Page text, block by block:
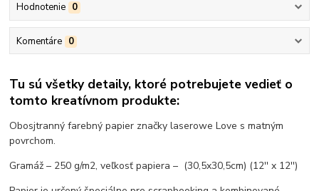
Hodnotenie 0
Komentáre 0
Tu sú všetky detaily, ktoré potrebujete vedieť o
tomto kreatívnom produkte:
Obosjtranný farebný papier značky laserowe Love s matným
povrchom.
Gramáž – 250 g/m2, veľkosť papiera – (30,5x30,5cm) (12'' x 12'')